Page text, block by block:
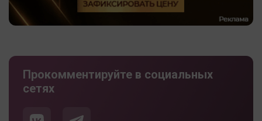
Прокомментируйте в социальных
сетях